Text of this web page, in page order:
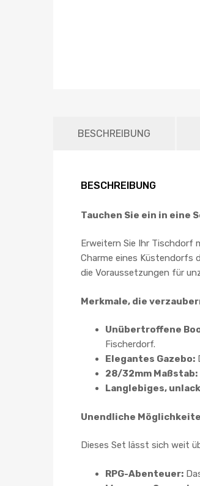
BESCHREIBUNG
BESCHREIBUNG
Tauchen Sie ein in eine
Erweitern Sie Ihr
Charme eines Küstendorfs
die Voraussetzungen für
Merkmale, die
Unübertroffene
Fischerdorf.
Elegantes Gazebo:
28/32mm Maßstab:
Langlebiges,
Unendliche
Dieses Set lässt sich weit
RPG-Abenteuer: